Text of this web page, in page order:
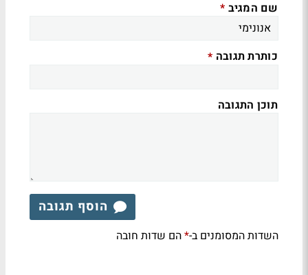
שם המגיב *
כותרת תגובה *
תוכן התגובה
הוסף תגובה
השדות המסומנים ב-*הם שדות חובה